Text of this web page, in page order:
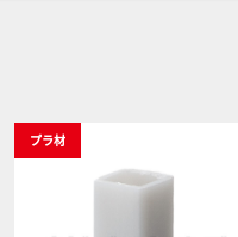
プラ材